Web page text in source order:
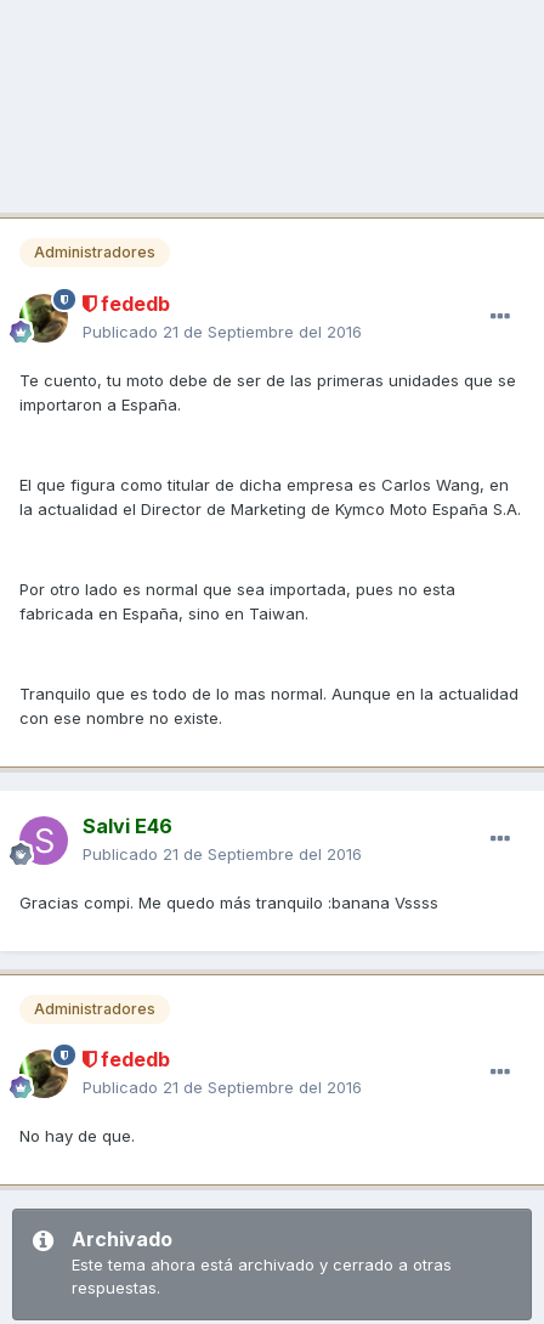
Administradores
fededb
Publicado 21 de Septiembre del 2016
Te cuento, tu moto debe de ser de las primeras unidades que se
importaron a España.
El que figura como titular de dicha empresa es Carlos Wang, en
la actualidad el Director de Marketing de Kymco Moto España S.A.
Por otro lado es normal que sea importada, pues no esta
fabricada en España, sino en Taiwan.
Tranquilo que es todo de lo mas normal. Aunque en la actualidad
con ese nombre no existe.
Salvi E46
Publicado 21 de Septiembre del 2016
Gracias compi. Me quedo más tranquilo :banana Vssss
Administradores
fededb
Publicado 21 de Septiembre del 2016
No hay de que.
Archivado
Este tema ahora está archivado y cerrado a otras
respuestas.